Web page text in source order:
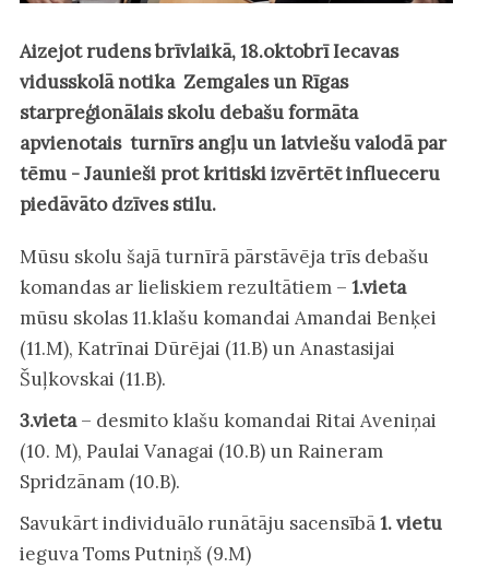
Aizejot rudens brīvlaikā, 18.oktobrī Iecavas
vidusskolā notika Zemgales un Rīgas
starpreģionālais skolu debašu formāta
apvienotais turnīrs angļu un latviešu valodā par
tēmu - Jaunieši prot kritiski izvērtēt influeceru
piedāvāto dzīves stilu.
Mūsu skolu šajā turnīrā pārstāvēja trīs debašu
komandas ar lieliskiem rezultātiem – 1.vieta
mūsu skolas 11.klašu komandai Amandai Benķei
(11.M), Katrīnai Dūrējai (11.B) un Anastasijai
Šuļkovskai (11.B).
3.vieta– desmito klašu komandai Ritai Aveniņai
(10. M), Paulai Vanagai (10.B) un Raineram
Spridzānam (10.B).
Savukārt individuālo runātāju sacensībā1. vietu
ieguva Toms Putniņš (9.M)